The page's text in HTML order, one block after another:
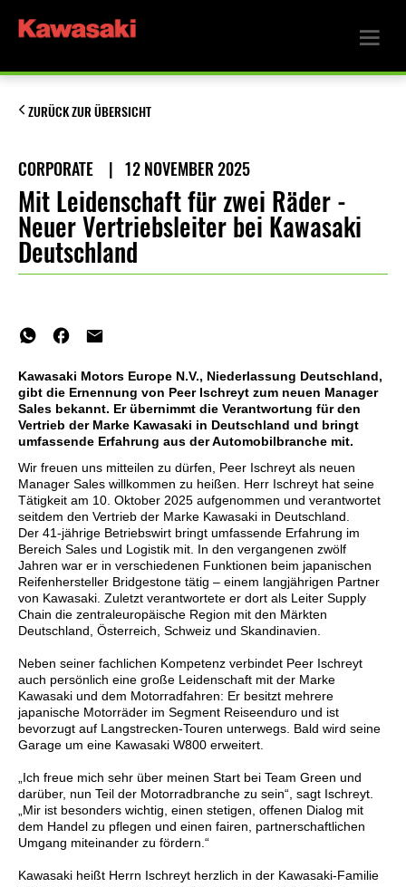
ZURÜCK ZUR ÜBERSICHT
CORPORATE | 12 NOVEMBER 2025
Mit Leidenschaft für zwei Räder -
Neuer Vertriebsleiter bei Kawasaki
Deutschland
Kawasaki Motors Europe N.V., Niederlassung Deutschland,
gibt die Ernennung von Peer Ischreyt zum neuen Manager
Sales bekannt. Er übernimmt die Verantwortung für den
Vertrieb der Marke Kawasaki in Deutschland und bringt
umfassende Erfahrung aus der Automobilbranche mit.
Wir freuen uns mitteilen zu dürfen, Peer Ischreyt als neuen
Manager Sales willkommen zu heißen. Herr Ischreyt hat seine
Tätigkeit am 10. Oktober 2025 aufgenommen und verantwortet
seitdem den Vertrieb der Marke Kawasaki in Deutschland.
Der 41-jährige Betriebswirt bringt umfassende Erfahrung im
Bereich Sales und Logistik mit. In den vergangenen zwölf
Jahren war er in verschiedenen Funktionen beim japanischen
Reifenhersteller Bridgestone tätig – einem langjährigen Partner
von Kawasaki. Zuletzt verantwortete er dort als Leiter Supply
Chain die zentraleuropäische Region mit den Märkten
Deutschland, Österreich, Schweiz und Skandinavien.
Neben seiner fachlichen Kompetenz verbindet Peer Ischreyt
auch persönlich eine große Leidenschaft mit der Marke
Kawasaki und dem Motorradfahren: Er besitzt mehrere
japanische Motorräder im Segment Reiseenduro und ist
bevorzugt auf Langstrecken-Touren unterwegs. Bald wird seine
Garage um eine Kawasaki W800 erweitert.
„Ich freue mich sehr über meinen Start bei Team Green und
darüber, nun Teil der Motorradbranche zu sein“, sagt Ischreyt.
„Mir ist besonders wichtig, einen stetigen, offenen Dialog mit
dem Handel zu pflegen und einen fairen, partnerschaftlichen
Umgang miteinander zu fördern.“
Kawasaki heißt Herrn Ischreyt herzlich in der Kawasaki-Familie